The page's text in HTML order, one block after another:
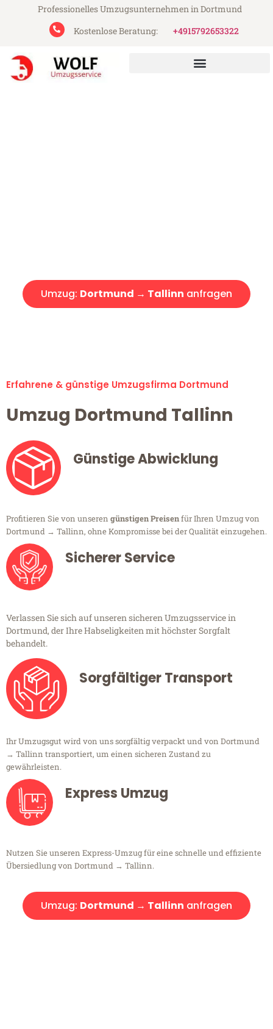
Professionelles Umzugsunternehmen in Dortmund
Kostenlose Beratung:
+4915792653322
Umzug: Dortmund → Tallinn anfragen
Erfahrene & günstige Umzugsfirma Dortmund
Umzug Dortmund Tallinn
Günstige Abwicklung
Profitieren Sie von unseren günstigen Preisenfür Ihren Umzug von
Dortmund → Tallinn, ohne Kompromisse bei der Qualität einzugehen.
Sicherer Service
Verlassen Sie sich auf unseren sicheren Umzugsservice in
Dortmund, der Ihre Habseligkeiten mit höchster Sorgfalt
behandelt.
Sorgfältiger Transport
Ihr Umzugsgut wird von uns sorgfältig verpackt und von Dortmund
→ Tallinn transportiert, um einen sicheren Zustand zu
gewährleisten.
Express Umzug
Nutzen Sie unseren Express-Umzug für eine schnelle und effiziente
Übersiedlung von Dortmund → Tallinn.
Umzug: Dortmund → Tallinn anfragen